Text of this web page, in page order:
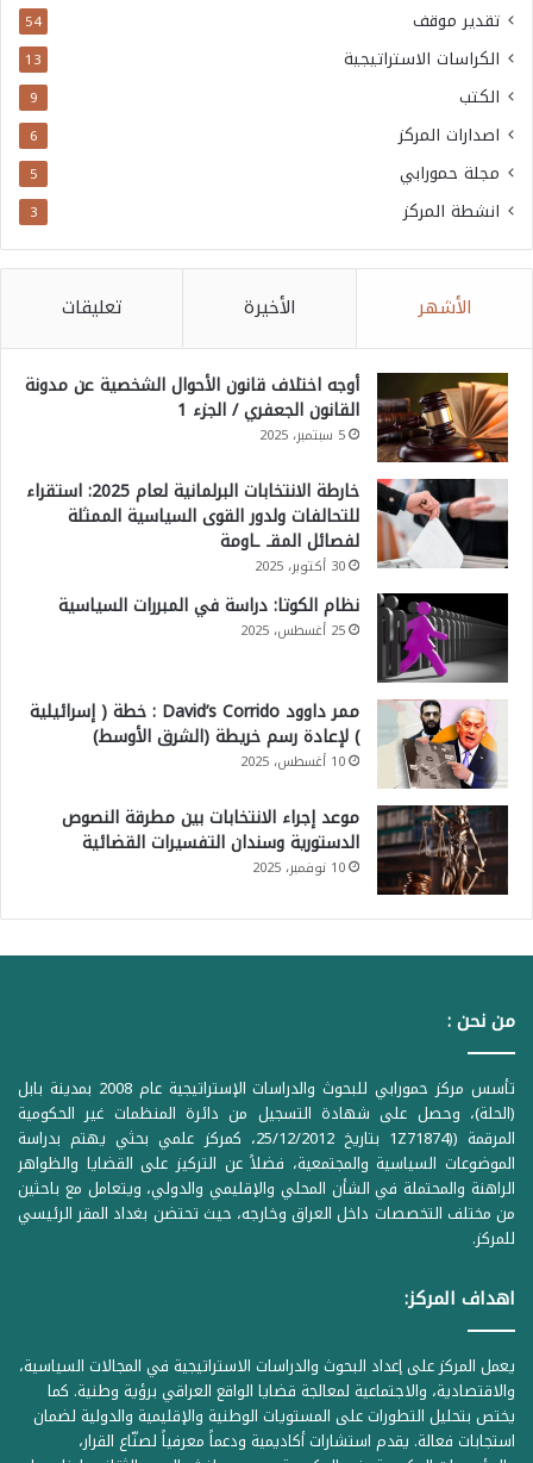
تقدير موقف 54
الكراسات الاستراتيجية 13
الكتب 9
اصدارات المركز 6
مجلة حمورابي 5
انشطة المركز 3
الأشهر الأخيرة تعليقات
أوجه اختلاف قانون الأحوال الشخصية عن مدونة
القانون الجعفري / الجزء 1
5 سبتمبر، 2025
خارطة الانتخابات البرلمانية لعام 2025: استقراء
للتحالفات ولدور القوى السياسية الممثلة
لفصائل المقـ ـاومة
30 أكتوبر، 2025
نظام الكوتا: دراسة في المبررات السياسية
25 أغسطس، 2025
ممر داوود David’s Corrido : خطة ( إسرائيلية
) لإعادة رسم خريطة (الشرق الأوسط)
10 أغسطس، 2025
موعد إجراء الانتخابات بين مطرقة النصوص
الدستورية وسندان التفسيرات القضائية
10 نوفمبر، 2025
من نحن :
تأسس مركز حمورابي للبحوث والدراسات الإستراتيجية عام 2008 بمدينة بابل
(الحلة)، وحصل على شهادة التسجيل من دائرة المنظمات غير الحكومية
المرقمة ((1Z71874 بتاريخ 25/12/2012، كمركز علمي بحثي يهتم بدراسة
الموضوعات السياسية والمجتمعية، فضلاً عن التركيز على القضايا والظواهر
الراهنة والمحتملة في الشأن المحلي والإقليمي والدولي، ويتعامل مع باحثين
من مختلف التخصصات داخل العراق وخارجه، حيث تحتضن بغداد المقر الرئيسي
للمركز.
اهداف المركز:
يعمل المركز على إعداد البحوث والدراسات الاستراتيجية في المجالات السياسية،
والاقتصادية، والاجتماعية لمعالجة قضايا الواقع العراقي برؤية وطنية. كما
يختص بتحليل التطورات على المستويات الوطنية والإقليمية والدولية لضمان
استجابات فعالة. يقدم استشارات أكاديمية ودعماً معرفياً لصنّاع القرار،